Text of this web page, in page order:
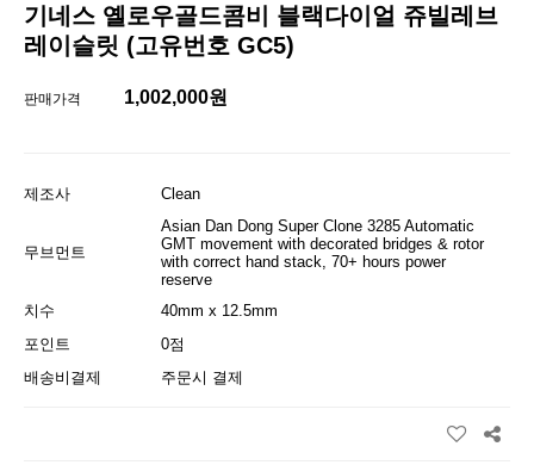
기네스 옐로우골드콤비 블랙다이얼 쥬빌레브
레이슬릿 (고유번호 GC5)
판매가격 1,002,000원
제조사 Clean
무브먼트
Asian Dan Dong Super Clone 3285 Automatic
GMT movement with decorated bridges & rotor
with correct hand stack, 70+ hours power
reserve
치수
40mm x 12.5mm
포인트
0점
배송비결제
주문시 결제